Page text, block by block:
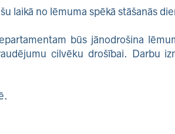
laikā no lēmuma spēkā stāšanās
būs jānodrošina
cilvēku drošībai. Darbu